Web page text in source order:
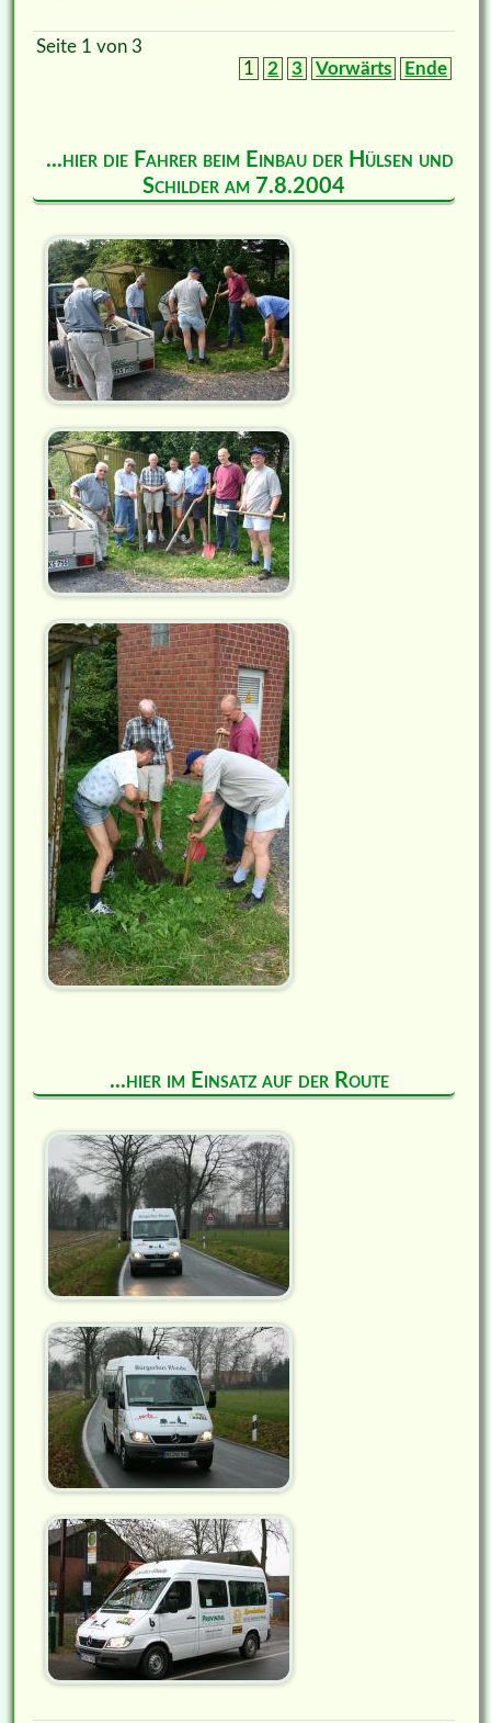
Seite 1 von 3
1
2 3 Vorwärts Ende
...hier die Fahrer beim Einbau der Hülsen und
Schilder am 7.8.2004
...hier im Einsatz auf der Route